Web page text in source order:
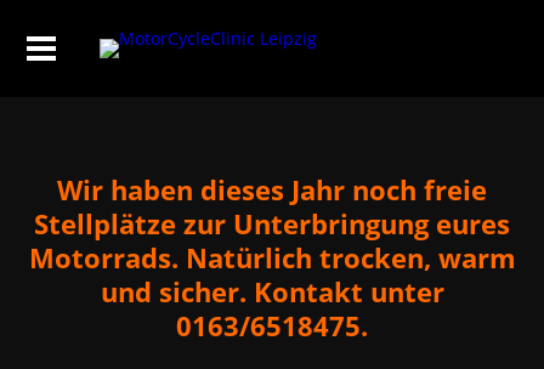
Wir haben dieses Jahr noch freie
Stellplätze zur Unterbringung eures
Motorrads. Natürlich trocken, warm
und sicher. Kontakt unter
0163/6518475.